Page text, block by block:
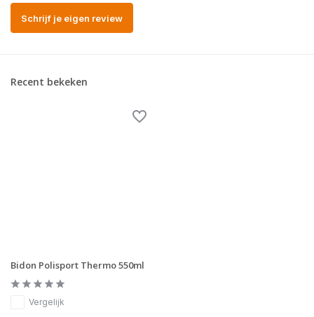
Schrijf je eigen review
Recent bekeken
Bidon Polisport Thermo 550ml
Vergelijk